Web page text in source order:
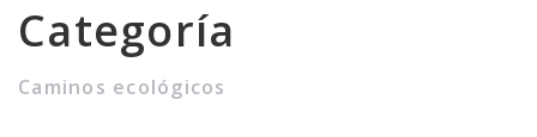
Categoría
Caminos ecológicos